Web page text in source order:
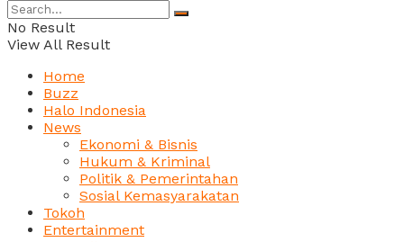
No Result
View All Result
Home
Buzz
Halo Indonesia
News
Ekonomi & Bisnis
Hukum & Kriminal
Politik & Pemerintahan
Sosial Kemasyarakatan
Tokoh
Entertainment